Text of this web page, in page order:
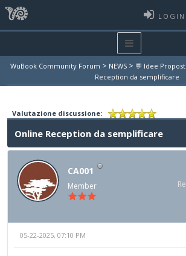
LOGIN
WuBook Community Forum > NEWS > 💬 Idee
Reception da semplificare
Valutazione discussione:
Online Reception da semplificare
CA001
Member
05-22-2025, 07:10 PM